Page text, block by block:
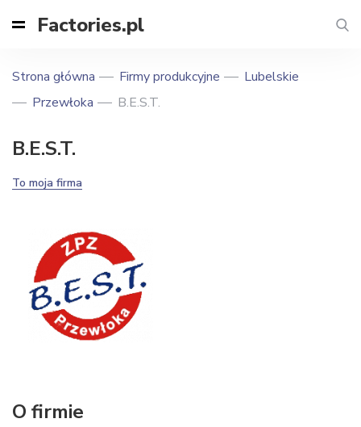
Factories.pl
Strona główna Firmy produkcyjne
Lubelskie
Przewłoka
B.E.S.T.
B.E.S.T.
To moja firma
O firmie